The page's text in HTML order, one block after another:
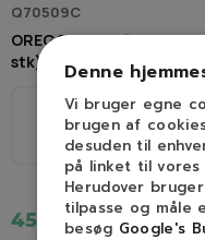
Q70509C
OREGON Rundfile 4,0
stk)
1/4", 3/8H
Ø
4,0mm
45,00 kr.
Denne
Vi bruger egne
brugen af
desuden til
på linket til
Herudover
tilpasse og måle
besøg Google's